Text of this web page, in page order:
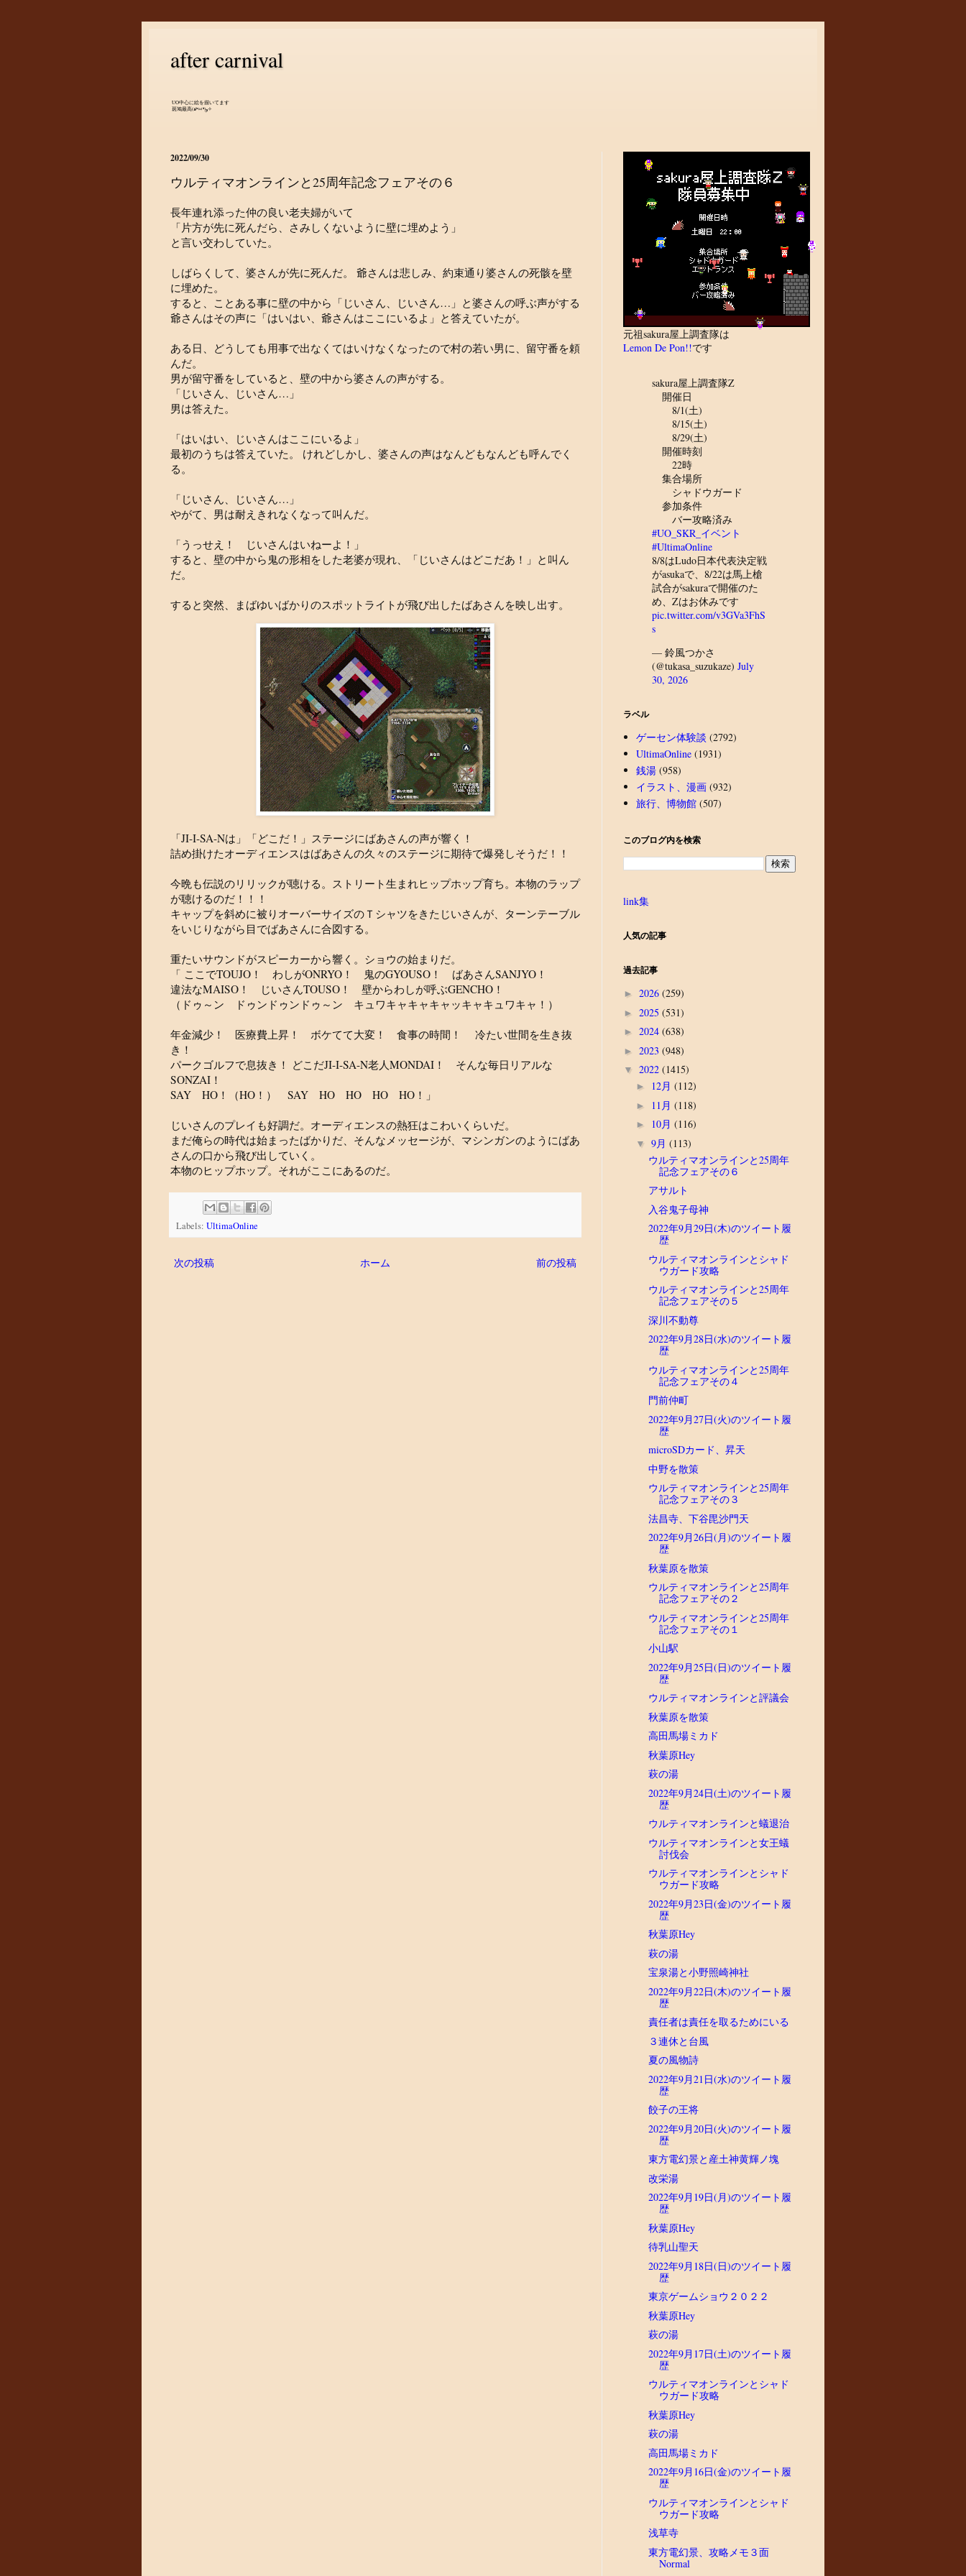
after carnival
UO中心に絵を描いてます
斑鳩最高(๑•̀ㅂ•́)و✧
2022/09/30
ウルティマオンラインと25周年記念フェアその６
長年連れ添った仲の良い老夫婦がいて
「片方が先に死んだら、さみしくないように壁に埋めよう」
と言い交わしていた。
しばらくして、婆さんが先に死んだ。 爺さんは悲しみ、約束通り婆さんの死骸を壁
に埋めた。
すると、ことある事に壁の中から「じいさん、じいさん…」と婆さんの呼ぶ声がする
爺さんはその声に「はいはい、爺さんはここにいるよ」と答えていたが。
ある日、どうしても用事で出なくてはいけなくなったので村の若い男に、留守番を頼
んだ。
男が留守番をしていると、壁の中から婆さんの声がする。
「じいさん、じいさん…」
男は答えた。
「はいはい、じいさんはここにいるよ」
最初のうちは答えていた。 けれどしかし、婆さんの声はなんどもなんども呼んでく
る。
「じいさん、じいさん…」
やがて、男は耐えきれなくなって叫んだ。
「うっせえ！ じいさんはいねーよ！」
すると、壁の中から鬼の形相をした老婆が現れ、「じいさんはどこだあ！」と叫ん
だ。
すると突然、まばゆいばかりのスポットライトが飛び出したばあさんを映し出す。
「JI-I-SA-Nは」「どこだ！」ステージにばあさんの声が響く！
詰め掛けたオーディエンスはばあさんの久々のステージに期待で爆発しそうだ！！
今晩も伝説のリリックが聴ける。ストリート生まれヒップホップ育ち。本物のラップ
が聴けるのだ！！！
キャップを斜めに被りオーバーサイズのＴシャツをきたじいさんが、ターンテーブル
をいじりながら目でばあさんに合図する。
重たいサウンドがスピーカーから響く。ショウの始まりだ。
「 ここでTOUJO！ わしがONRYO！ 鬼のGYOUSO！ ばあさんSANJYO！
違法なMAISO！ じいさんTOUSO！ 壁からわしが呼ぶGENCHO！
（ドゥ～ン ドゥンドゥンドゥ～ン キュワキャキャキャッキャキュワキャ！）
年金減少！ 医療費上昇！ ボケてて大変！ 食事の時間！ 冷たい世間を生き抜
き！
パークゴルフで息抜き！ どこだJI-I-SA-N老人MONDAI！ そんな毎日リアルな
SONZAI！
SAY HO！（HO！） SAY HO HO HO HO！」
じいさんのプレイも好調だ。オーディエンスの熱狂はこわいくらいだ。
まだ俺らの時代は始まったばかりだ、そんなメッセージが、マシンガンのようにばあ
さんの口から飛び出していく。
本物のヒップホップ。それがここにあるのだ。
Labels: UltimaOnline
次の投稿 前の投稿
ホーム
元祖sakura屋上調査隊は
Lemon De Pon!!です
sakura屋上調査隊Z
開催日
8/1(土)
8/15(土)
8/29(土)
開催時刻
22時
集合場所
シャドウガード
参加条件
バー攻略済み
#UO_SKR_イベント
#UltimaOnline
8/8はLudo日本代表決定戦
がasukaで、8/22は馬上槍
試合がsakuraで開催のた
め、Zはお休みです
pic.twitter.com/v3GVa3FhS
s
— 鈴風つかさ
(@tukasa_suzukaze) July
30, 2026
ラベル
ゲーセン体験談 (2792)
UltimaOnline (1931)
銭湯 (958)
イラスト、漫画 (932)
旅行、博物館 (507)
このブログ内を検索
link集
人気の記事
過去記事
► 2026 (259)
► 2025 (531)
► 2024 (638)
► 2023 (948)
▼ 2022 (1415)
► 12月 (112)
► 11月 (118)
► 10月 (116)
▼ 9月 (113)
ウルティマオンラインと25周年
記念フェアその６
アサルト
入谷鬼子母神
2022年9月29日(木)のツイート履
歴
ウルティマオンラインとシャド
ウガード攻略
ウルティマオンラインと25周年
記念フェアその５
深川不動尊
2022年9月28日(水)のツイート履
歴
ウルティマオンラインと25周年
記念フェアその４
門前仲町
2022年9月27日(火)のツイート履
歴
microSDカード、昇天
中野を散策
ウルティマオンラインと25周年
記念フェアその３
法昌寺、下谷毘沙門天
2022年9月26日(月)のツイート履
歴
秋葉原を散策
ウルティマオンラインと25周年
記念フェアその２
ウルティマオンラインと25周年
記念フェアその１
小山駅
2022年9月25日(日)のツイート履
歴
ウルティマオンラインと評議会
秋葉原を散策
高田馬場ミカド
秋葉原Hey
萩の湯
2022年9月24日(土)のツイート履
歴
ウルティマオンラインと蟻退治
ウルティマオンラインと女王蟻
討伐会
ウルティマオンラインとシャド
ウガード攻略
2022年9月23日(金)のツイート履
歴
秋葉原Hey
萩の湯
宝泉湯と小野照崎神社
2022年9月22日(木)のツイート履
歴
責任者は責任を取るためにいる
３連休と台風
夏の風物詩
2022年9月21日(水)のツイート履
歴
餃子の王将
2022年9月20日(火)のツイート履
歴
東方電幻景と産土神黄輝ノ塊
改栄湯
2022年9月19日(月)のツイート履
歴
秋葉原Hey
待乳山聖天
2022年9月18日(日)のツイート履
歴
東京ゲームショウ２０２２
秋葉原Hey
萩の湯
2022年9月17日(土)のツイート履
歴
ウルティマオンラインとシャド
ウガード攻略
秋葉原Hey
萩の湯
高田馬場ミカド
2022年9月16日(金)のツイート履
歴
ウルティマオンラインとシャド
ウガード攻略
浅草寺
東方電幻景、攻略メモ３面
Normal